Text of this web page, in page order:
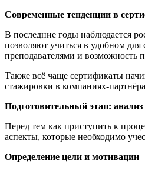
Современные тенденции в
В последние годы наблюдается
позволяют учиться в удобном
преподавателями и возможность
Также всё чаще сертификаты
стажировки в компаниях-
Подготовительный этап:
Перед тем как приступить к
аспекты, которые необходимо
Определение цели и мотивации